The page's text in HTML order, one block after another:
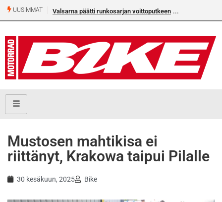
UUSIMMAT Valsarna päätti runkosarjan voittoputkeen
Mustosen mahtikisa ei
riittänyt, Krakowa taipui Pilalle
30 kesäkuun, 2025 Bike